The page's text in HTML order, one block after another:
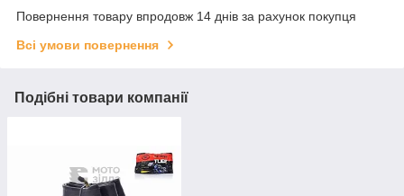
Повернення товару впродовж 14 днів за рахунок покупця
Всі умови повернення
Подібні товари компанії